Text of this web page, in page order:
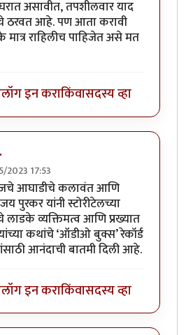
असावीत, तपशीलवार याद
ठरवत आहे. पण आता करावी
मात्र राहिलीच पाहिजेत असे मत
लॉग इन कराकिंवासदस्य व्हा
2023 17:53
आघाडीचे कलावंत आणि
पुरकर यांनी स्टोरीटेलच्या
लाडके व्यक्तिमत्व आणि प्रख्यात
कथांचे ‘ऑडीओ बुक्स’ रेकॉर्ड
आनंदाची बातमी दिली आहे.
लॉग इन कराकिंवासदस्य व्हा